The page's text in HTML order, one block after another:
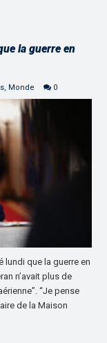
la guerre en
, Monde 0
lundi que la guerre en
n’avait plus de
“Je pense
de la Maison